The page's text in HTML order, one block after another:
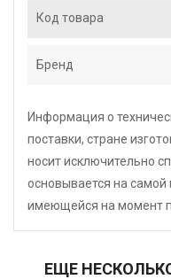
Код товара
Бренд
Информация о
поставки, стране
носит исключительно
основывается на
имеющейся на момент
ЕЩЕ